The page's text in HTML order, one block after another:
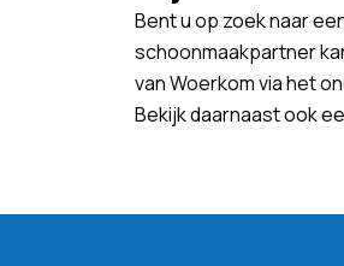
Bent u op zoek naar
schoonmaakpartner
van Woerkom via het
Bekijk daarnaast ook